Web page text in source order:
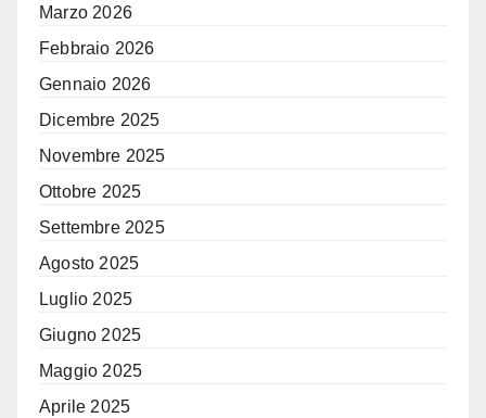
Marzo 2026
Febbraio 2026
Gennaio 2026
Dicembre 2025
Novembre 2025
Ottobre 2025
Settembre 2025
Agosto 2025
Luglio 2025
Giugno 2025
Maggio 2025
Aprile 2025